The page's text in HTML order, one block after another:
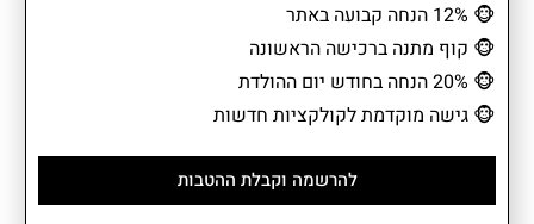
מראה נקי ועיצוב יומיומי, הוא מתאים לכל מי שזקוק לשילוב בין סטייל
לנוחות. המבנה המרווח מאפשר אחסון קל ונגיש, מה שהופך אותו
למושלם לימים עמוסים, ללימודים ולעבודה.
מאפיינים
🐵
🐵 קוף מתנה ברכישה הראשונה
🐵
🐵 גישה מוקדמת לקולקציות חדשות
להרשמה וקבלת ההטבות